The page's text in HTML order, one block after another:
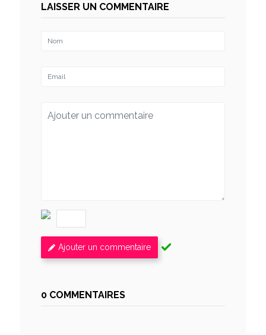
LAISSER UN COMMENTAIRE
Ajouter un commentaire
0 COMMENTAIRES